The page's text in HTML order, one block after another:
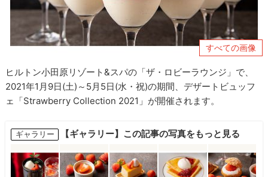
すべての画像
ヒルトン小田原リゾート&スパの「ザ・ロビーラウンジ」で、
2021年1月9日(土)～5月5日(水・祝)の期間、デザートビュッフ
ェ「Strawberry Collection 2021」が開催されます。
ギャラリー 【ギャラリー】この記事の写真をもっと見る